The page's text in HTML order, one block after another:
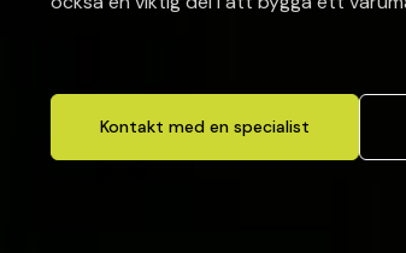
Kontakt med en specialist